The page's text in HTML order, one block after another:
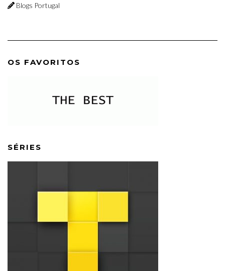
Blogs Portugal
OS FAVORITOS
SÉRIES